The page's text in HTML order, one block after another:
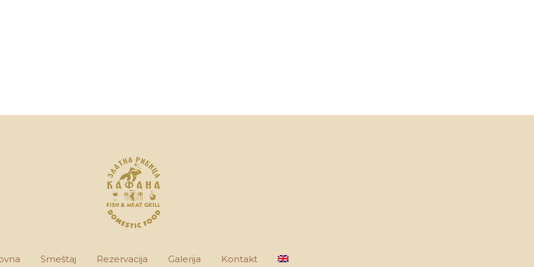
Smeštaj Rezervacija Galerija Kontakt